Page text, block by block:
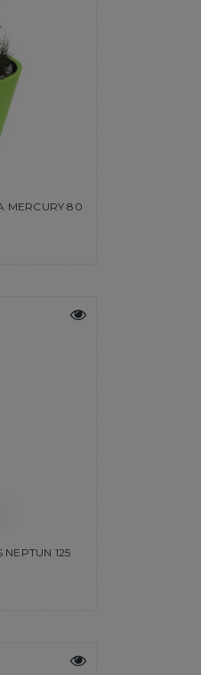
MERCURY 80
125